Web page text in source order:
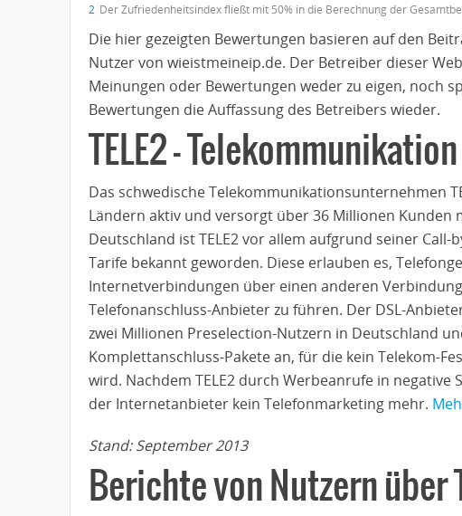
2 Der Zufriedenheitsindex fließt mit 50% in die Berechnung der
Die hier gezeigten Bewertungen basieren auf den
Nutzer von wieistmeineip.de. Der Betreiber dieser
Meinungen oder Bewertungen weder zu eigen, noch
Bewertungen die Auffassung des Betreibers wieder.
TELE2 –
Das schwedische Telekommunikationsunternehmen
Ländern aktiv und versorgt über 36 Millionen Kunden
Deutschland ist TELE2 vor allem aufgrund seiner Call-
Tarife bekannt geworden. Diese erlauben es,
Internetverbindungen über einen anderen
Telefonanschluss-Anbieter zu führen. Der DSL-
zwei Millionen Preselection-Nutzern in Deutschland
Komplettanschluss-Pakete an, für die kein Telekom-
wird. Nachdem TELE2 durch Werbeanrufe in negative
der Internetanbieter kein Telefonmarketing mehr.
Stand: September 2013
Berichte von Nutzern über